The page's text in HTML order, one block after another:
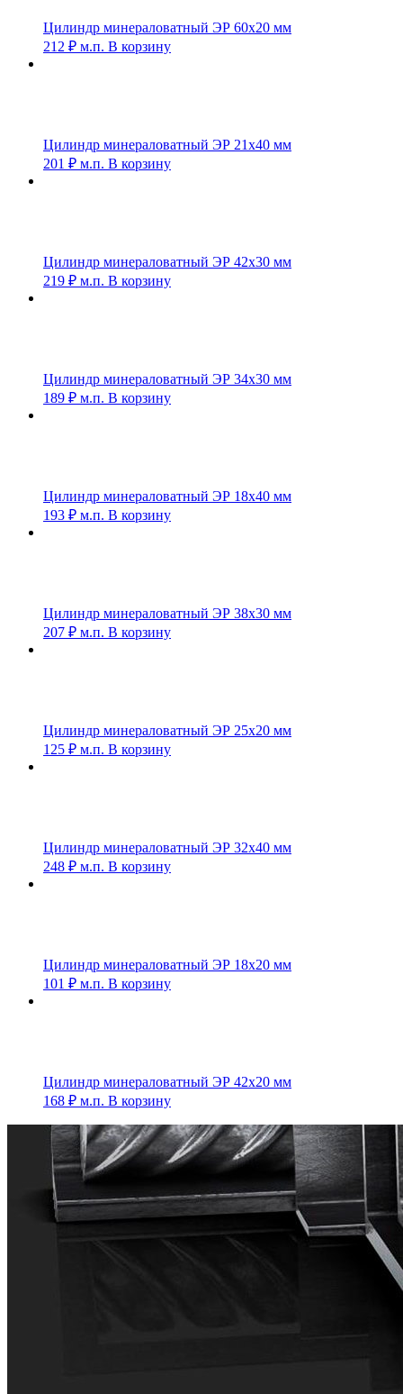
Цилиндр минераловатный ЭР 60х20 мм
212 ₽ м.п. В корзину
Цилиндр минераловатный ЭР 21х40 мм
201 ₽ м.п. В корзину
Цилиндр минераловатный ЭР 42х30 мм
219 ₽ м.п. В корзину
Цилиндр минераловатный ЭР 34х30 мм
189 ₽ м.п. В корзину
Цилиндр минераловатный ЭР 18х40 мм
193 ₽ м.п. В корзину
Цилиндр минераловатный ЭР 38х30 мм
207 ₽ м.п. В корзину
Цилиндр минераловатный ЭР 25х20 мм
125 ₽ м.п. В корзину
Цилиндр минераловатный ЭР 32х40 мм
248 ₽ м.п. В корзину
Цилиндр минераловатный ЭР 18х20 мм
101 ₽ м.п. В корзину
Цилиндр минераловатный ЭР 42х20 мм
168 ₽ м.п. В корзину